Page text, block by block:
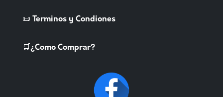
📜 Terminos y Condiones
🛒¿Como Comprar?